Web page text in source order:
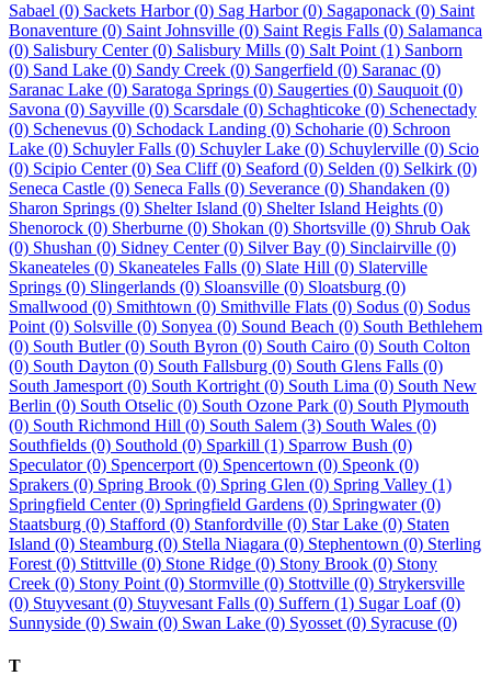
Sabael (0) Sackets Harbor (0) Sag Harbor (0) Sagaponack (0) Saint
Bonaventure (0) Saint Johnsville (0) Saint Regis Falls (0) Salamanca
(0) Salisbury Center (0) Salisbury Mills (0) Salt Point (1) Sanborn
(0) Sand Lake (0) Sandy Creek (0) Sangerfield (0) Saranac (0)
Saranac Lake (0) Saratoga Springs (0) Saugerties (0) Sauquoit (0)
Savona (0) Sayville (0) Scarsdale (0) Schaghticoke (0) Schenectady
(0) Schenevus (0) Schodack Landing (0) Schoharie (0) Schroon
Lake (0) Schuyler Falls (0) Schuyler Lake (0) Schuylerville (0) Scio
(0) Scipio Center (0) Sea Cliff (0) Seaford (0) Selden (0) Selkirk (0)
Seneca Castle (0) Seneca Falls (0) Severance (0) Shandaken (0)
Sharon Springs (0) Shelter Island (0) Shelter Island Heights (0)
Shenorock (0) Sherburne (0) Shokan (0) Shortsville (0) Shrub Oak
(0) Shushan (0) Sidney Center (0) Silver Bay (0) Sinclairville (0)
Skaneateles (0) Skaneateles Falls (0) Slate Hill (0) Slaterville
Springs (0) Slingerlands (0) Sloansville (0) Sloatsburg (0)
Smallwood (0) Smithtown (0) Smithville Flats (0) Sodus (0) Sodus
Point (0) Solsville (0) Sonyea (0) Sound Beach (0) South Bethlehem
(0) South Butler (0) South Byron (0) South Cairo (0) South Colton
(0) South Dayton (0) South Fallsburg (0) South Glens Falls (0)
South Jamesport (0) South Kortright (0) South Lima (0) South New
Berlin (0) South Otselic (0) South Ozone Park (0) South Plymouth
(0) South Richmond Hill (0) South Salem (3) South Wales (0)
Southfields (0) Southold (0) Sparkill (1) Sparrow Bush (0)
Speculator (0) Spencerport (0) Spencertown (0) Speonk (0)
Sprakers (0) Spring Brook (0) Spring Glen (0) Spring Valley (1)
Springfield Center (0) Springfield Gardens (0) Springwater (0)
Staatsburg (0) Stafford (0) Stanfordville (0) Star Lake (0) Staten
Island (0) Steamburg (0) Stella Niagara (0) Stephentown (0) Sterling
Forest (0) Stittville (0) Stone Ridge (0) Stony Brook (0) Stony
Creek (0) Stony Point (0) Stormville (0) Stottville (0) Strykersville
(0) Stuyvesant (0) Stuyvesant Falls (0) Suffern (1) Sugar Loaf (0)
Sunnyside (0) Swain (0) Swan Lake (0) Syosset (0) Syracuse (0)
T